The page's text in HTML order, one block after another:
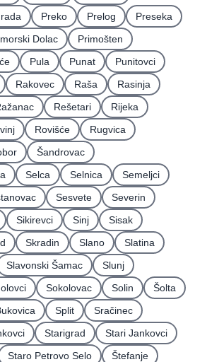
Preko Prelog
Preseka
Dolac
Primošten
Pula Punat
Punitovci
Rakovec Raša
Rasinja
Rešetari
Rijeka
Rovišće
Rugvica
Šandrovac
Selca Selnica
Semeljci
Sesvete
Severin
Sikirevci Sinj
Sisak
Skradin Slano
Slatina
Slavonski Šamac
Slunj
Sokolovac Solin
Šolta
Split
Sračinec
Starigrad
Stari Jankovci
Staro Petrovo Selo
Štefanje